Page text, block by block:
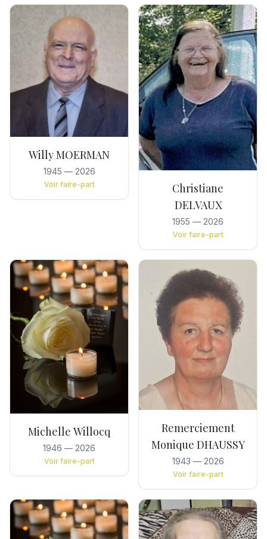
Willy MOERMAN
1945 — 2026
Voir faire-part
Christiane
DELVAUX
1955 — 2026
Voir faire-part
Michelle Willocq
1946 — 2026
Voir faire-part
Remerciement
Monique DHAUSSY
1943 — 2026
Voir faire-part